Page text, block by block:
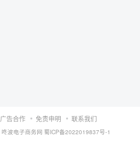
广告合作 免责申明 联系我们
咚波电子商务网 蜀ICP备2022019837号-1